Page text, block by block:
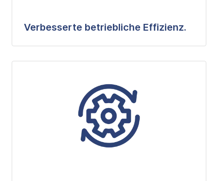
Verbesserte betriebliche Effizienz.